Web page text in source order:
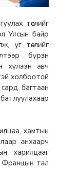
төслийг
Улсын байр
уг төслийг
бүрэн
хүлээн авч
холбоотой
багтаан
хамтын
анхаарч
харилцааг
Францын тал